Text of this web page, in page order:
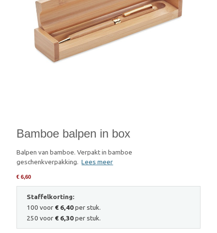
Bamboe balpen in box
Balpen van bamboe. Verpakt in bamboe
geschenkverpakking. Lees meer
€ 6,60
Staffelkorting:
100 voor € 6,40per stuk.
250 voor € 6,30per stuk.